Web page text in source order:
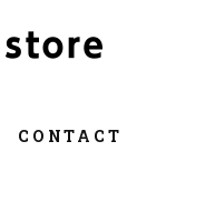
CONTACT